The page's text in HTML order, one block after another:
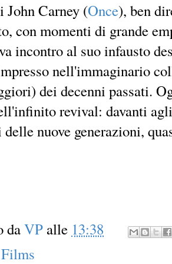
Carney (Once), ben
con momenti di grande
incontro al suo infausto
nell'immaginario
dei decenni passati.
revival: davanti
nuove generazioni,
daVP alle 13:38
Films